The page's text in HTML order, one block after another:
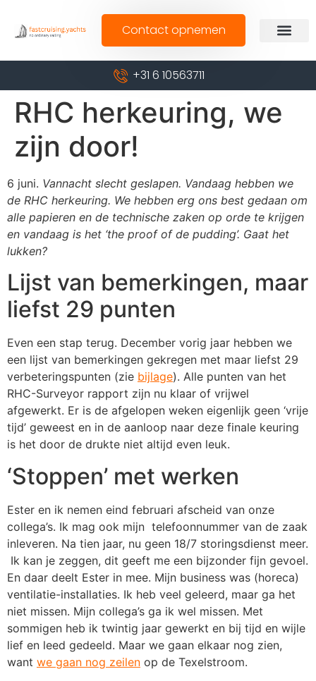
Contact opnemen
+31 6 10563711
RHC herkeuring, we
zijn door!
6 juni. Vannacht slecht geslapen. Vandaag hebben we
de RHC herkeuring. We hebben erg ons best gedaan om
alle papieren en de technische zaken op orde te krijgen
en vandaag is het ‘the proof of de pudding’. Gaat het
lukken?
Lijst van bemerkingen, maar
liefst 29 punten
Even een stap terug. December vorig jaar hebben we
een lijst van bemerkingen gekregen met maar liefst 29
verbeteringspunten (zie bijlage). Alle punten van het
RHC-Surveyor rapport zijn nu klaar of vrijwel
afgewerkt. Er is de afgelopen weken eigenlijk geen ‘vrije
tijd’ geweest en in de aanloop naar deze finale keuring
is het door de drukte niet altijd even leuk.
‘Stoppen’ met werken
Ester en ik nemen eind februari afscheid van onze
collega’s. Ik mag ook mijn telefoonnummer van de zaak
inleveren. Na tien jaar, nu geen 18/7 storingsdienst meer.
Ik kan je zeggen, dit geeft me een bijzonder fijn gevoel.
En daar deelt Ester in mee. Mijn business was (horeca)
ventilatie-installaties. Ik heb veel geleerd, maar ga het
niet missen. Mijn collega’s ga ik wel missen. Met
sommigen heb ik twintig jaar gewerkt en bij tijd en wijle
lief en leed gedeeld. Maar we gaan elkaar nog zien,
want we gaan nog zeilen op de Texelstroom.